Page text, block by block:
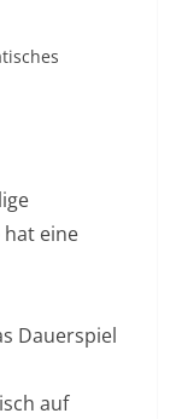
eine
Dauerspiel
auf